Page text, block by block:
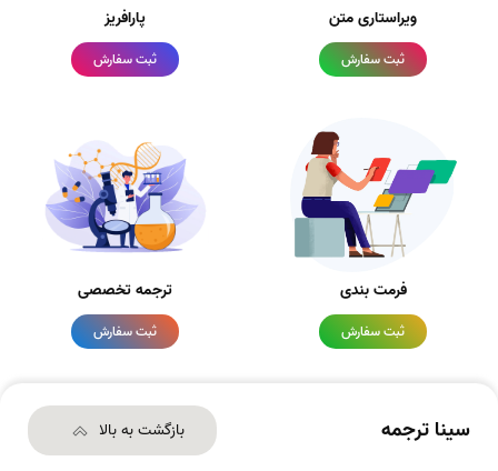
ویراستاری متن
ثبت سفارش
پارافریز
ثبت سفارش
فرمت بندی
ثبت سفارش
ترجمه تخصصی
ثبت سفارش
سینا ترجمه بازگشت به بالا